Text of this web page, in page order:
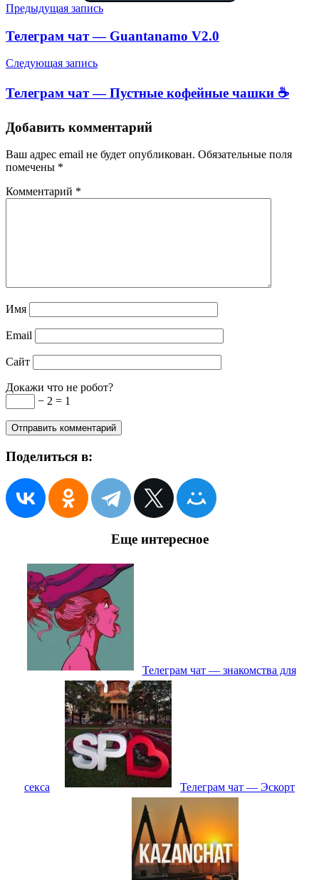
Навигация
по
записям
Предыдущая запись
Телеграм чат — Guantanamo V2.0
Следующая запись
Телеграм чат — Пустные кофейные чашки ☕️
Добавить комментарий
Ваш адрес email не будет опубликован. Обязательные поля
помечены *
Комментарий *
Имя
Email
Сайт
Докажи что не робот?
− 2 = 1
Поделиться в:
Еще интересное
Телеграм чат — знакомства для
секса Телеграм чат — Эскорт